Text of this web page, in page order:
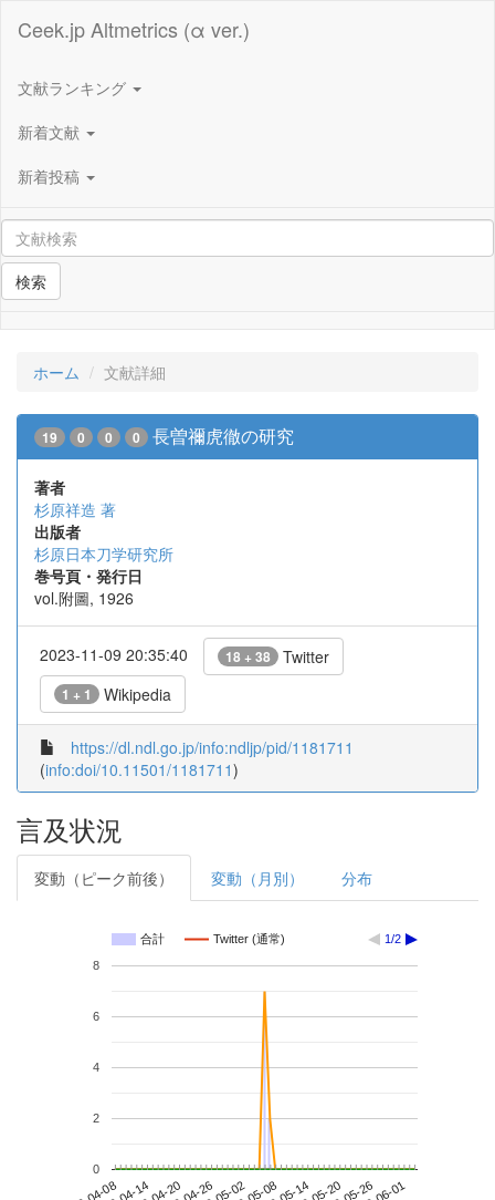
Ceek.jp Altmetrics (α ver.)
文献ランキング
新着文献
新着投稿
検索
ホーム 文献詳細
19 0 0 0 長曽禰虎徹の研究
著者
杉原祥造 著
出版者
杉原日本刀学研究所
巻号頁・発行日
vol.附圖, 1926
2023-11-09 20:35:40 18 + 38 Twitter
1 + 1 Wikipedia
https://dl.ndl.go.jp/info:ndljp/pid/1181711
(info:doi/10.11501/1181711)
言及状況
変動（ピーク前後） 変動（月別） 分布
合計 Twitter (通常) 1/2
0
2
4
6
8